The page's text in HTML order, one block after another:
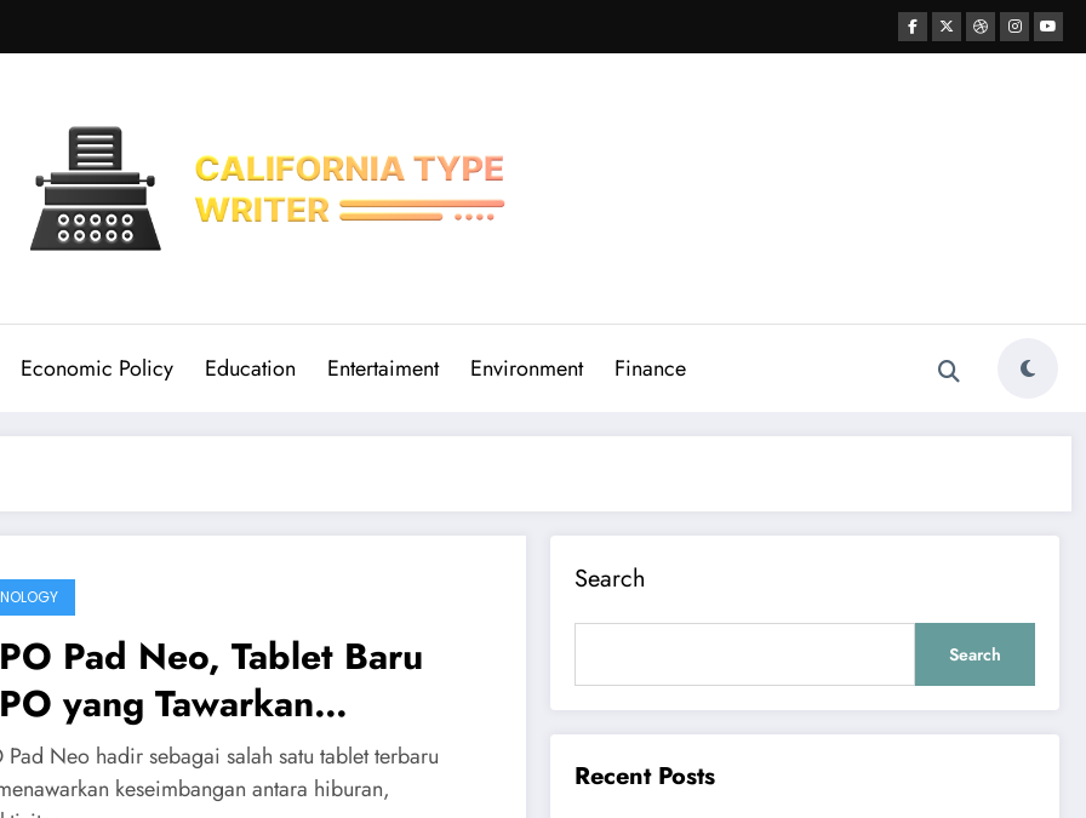
Economic Policy Education Entertaiment Environment Finance
Pad Neo, Tablet Baru
yang Tawarkan
Lebih Imersif
Pad Neo hadir sebagai salah satu tablet terbaru
keseimbangan antara hiburan,
Search
Search
Recent Posts